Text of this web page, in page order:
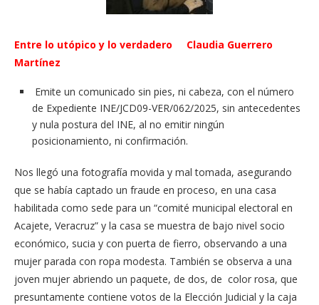
Entre lo utópico y lo verdadero Claudia Guerrero
Martínez
Emite un comunicado sin pies, ni cabeza, con el número
de Expediente INE/JCD09-VER/062/2025, sin antecedentes
y nula postura del INE, al no emitir ningún
posicionamiento, ni confirmación.
Nos llegó una fotografía movida y mal tomada, asegurando
que se había captado un fraude en proceso, en una casa
habilitada como sede para un “comité municipal electoral en
Acajete, Veracruz” y la casa se muestra de bajo nivel socio
económico, sucia y con puerta de fierro, observando a una
mujer parada con ropa modesta. También se observa a una
joven mujer abriendo un paquete, de dos, de color rosa, que
presuntamente contiene votos de la Elección Judicial y la caja